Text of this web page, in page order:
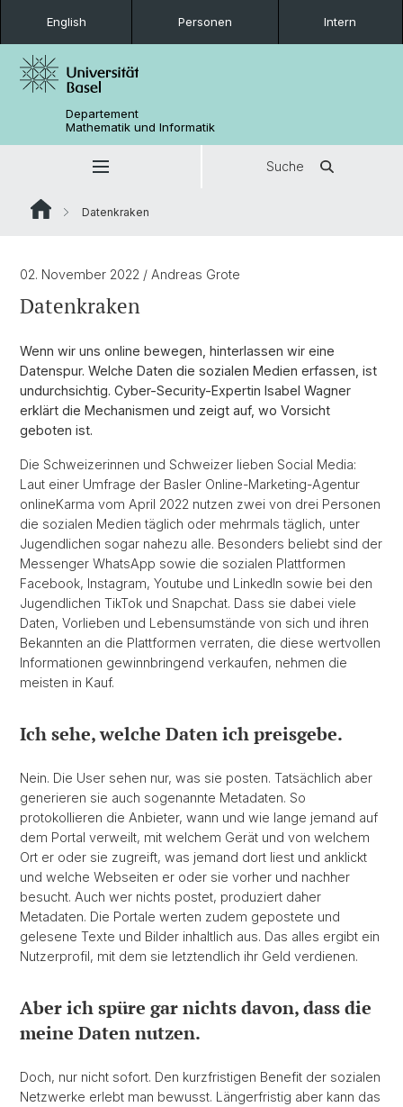
English Personen Intern
Departement
Mathematik und Informatik
Suche
Datenkraken
02. November 2022 / Andreas Grote
Datenkraken
Wenn wir uns online bewegen, hinterlassen wir eine
Datenspur. Welche Daten die sozialen Medien erfassen, ist
undurchsichtig. Cyber-Security-Expertin Isabel Wagner
erklärt die Mechanismen und zeigt auf, wo Vorsicht
geboten ist.
Die Schweizerinnen und Schweizer lieben Social Media:
Laut einer Umfrage der Basler Online-Marketing-Agentur
onlineKarma vom April 2022 nutzen zwei von drei Personen
die sozialen Medien täglich oder mehrmals täglich, unter
Jugendlichen sogar nahezu alle. Besonders beliebt sind der
Messenger WhatsApp sowie die sozialen Plattformen
Facebook, Instagram, Youtube und LinkedIn sowie bei den
Jugendlichen TikTok und Snapchat. Dass sie dabei viele
Daten, Vorlieben und Lebensumstände von sich und ihren
Bekannten an die Plattformen verraten, die diese wertvollen
Informationen gewinnbringend verkaufen, nehmen die
meisten in Kauf.
Ich sehe, welche Daten ich preisgebe.
Nein. Die User sehen nur, was sie posten. Tatsächlich aber
generieren sie auch sogenannte Metadaten. So
protokollieren die Anbieter, wann und wie lange jemand auf
dem Portal verweilt, mit welchem Gerät und von welchem
Ort er oder sie zugreift, was jemand dort liest und anklickt
und welche Webseiten er oder sie vorher und nachher
besucht. Auch wer nichts postet, produziert daher
Metadaten. Die Portale werten zudem gepostete und
gelesene Texte und Bilder inhaltlich aus. Das alles ergibt ein
Nutzerprofil, mit dem sie letztendlich ihr Geld verdienen.
Aber ich spüre gar nichts davon, dass die
meine Daten nutzen.
Doch, nur nicht sofort. Den kurzfristigen Benefit der sozialen
Netzwerke erlebt man bewusst. Längerfristig aber kann das